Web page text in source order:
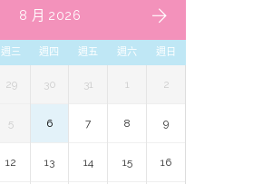
8 月 2026
週三 週四 週五 週六 週日
29 30 31 1 2
5 6 7 8 9
12 13 14 15 16